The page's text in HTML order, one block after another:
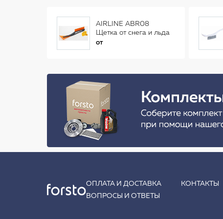
AIRLINE ABR08
Щетка от снега и льда
(34 см)
от
ОПЛАТА И ДОСТАВКА
КОНТАКТЫ
ВОПРОСЫ И ОТВЕТЫ